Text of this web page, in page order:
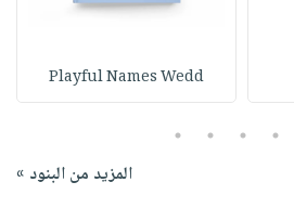
Playful Names Wedd
2
3
4
5
المزيد من البنود »